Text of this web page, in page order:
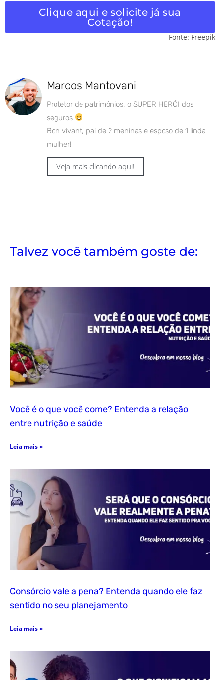
Clique aqui e solicite já sua
Cotação!
Fonte: Freepik
Marcos Mantovani
Protetor de patrimônios, o SUPER HERÓI dos
seguros
Bon vivant, pai de 2 meninas e esposo de 1 linda
mulher!
Veja mais clicando aqui!
Talvez você também goste de:
Você é o que você come? Entenda a relação
entre nutrição e saúde
Leia mais »
Consórcio vale a pena? Entenda quando ele faz
sentido no seu planejamento
Leia mais »